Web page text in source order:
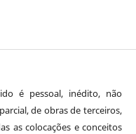
é pessoal, inédito, não
de obras de terceiros,
as colocações e conceitos